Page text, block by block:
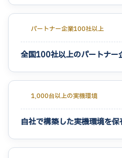
パートナー企業100社以上
全国100社以上のパートナー
1,000台以上の実機環境
自社で構築した実機環境を保